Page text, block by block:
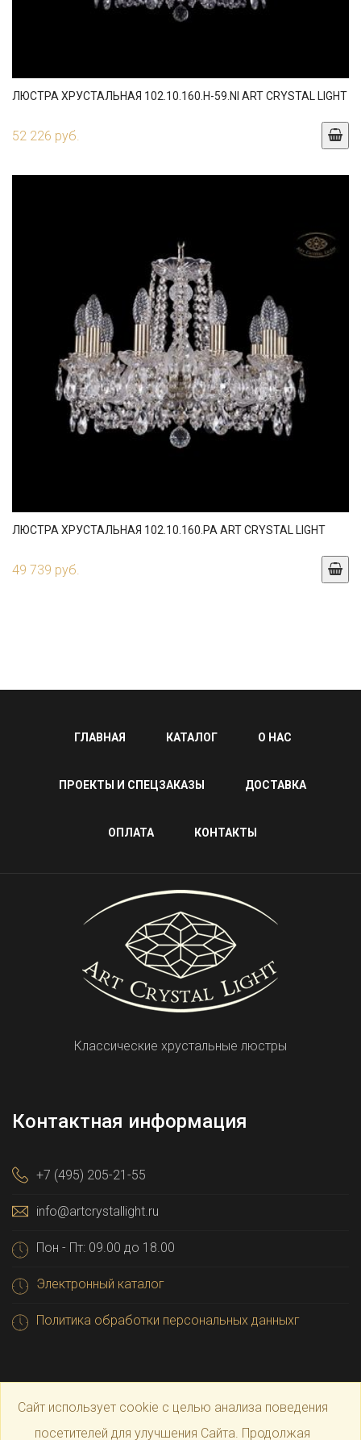
ЛЮСТРА ХРУСТАЛЬНАЯ 102.10.160.H-59.NI ART CRYSTAL LIGHT
52 226 руб.
ЛЮСТРА ХРУСТАЛЬНАЯ 102.10.160.PA ART CRYSTAL LIGHT
49 739 руб.
ГЛАВНАЯ КАТАЛОГ О НАС
ПРОЕКТЫ И СПЕЦЗАКАЗЫ ДОСТАВКА
ОПЛАТА КОНТАКТЫ
Классические хрустальные люстры
Контактная информация
+7 (495) 205-21-55
info@artcrystallight.ru
Пон - Пт: 09.00 до 18.00
Электронный каталог
Политика обработки персональных данныхг
Сайт использует cookie с целью анализа поведения
посетителей для улучшения Сайта. Продолжая